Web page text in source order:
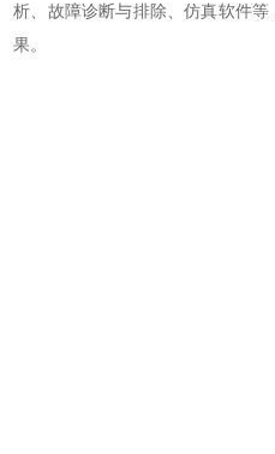
析、故障诊断与排除、仿真软件
果。